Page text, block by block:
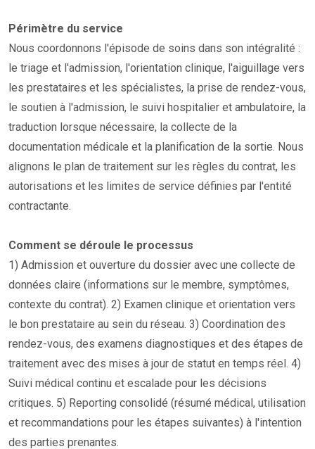
Périmètre du service
Nous coordonnons l'épisode de soins dans son intégralité :
le triage et l'admission, l'orientation clinique, l'aiguillage vers
les prestataires et les spécialistes, la prise de rendez-vous,
le soutien à l'admission, le suivi hospitalier et ambulatoire, la
traduction lorsque nécessaire, la collecte de la
documentation médicale et la planification de la sortie. Nous
alignons le plan de traitement sur les règles du contrat, les
autorisations et les limites de service définies par l'entité
contractante.
Comment se déroule le processus
1) Admission et ouverture du dossier avec une collecte de
données claire (informations sur le membre, symptômes,
contexte du contrat). 2) Examen clinique et orientation vers
le bon prestataire au sein du réseau. 3) Coordination des
rendez-vous, des examens diagnostiques et des étapes de
traitement avec des mises à jour de statut en temps réel. 4)
Suivi médical continu et escalade pour les décisions
critiques. 5) Reporting consolidé (résumé médical, utilisation
et recommandations pour les étapes suivantes) à l'intention
des parties prenantes.